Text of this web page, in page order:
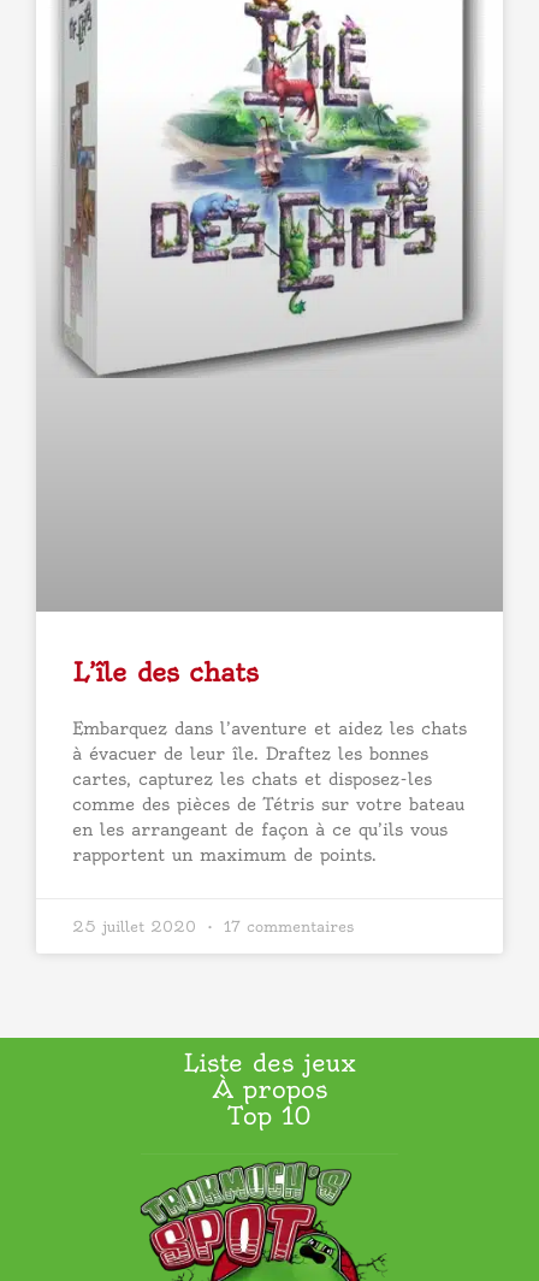
L’île des chats
Embarquez dans l’aventure et aidez les chats
à évacuer de leur île. Draftez les bonnes
cartes, capturez les chats et disposez-les
comme des pièces de Tétris sur votre bateau
en les arrangeant de façon à ce qu’ils vous
rapportent un maximum de points.
25 juillet 2020 17 commentaires
Liste des jeux
À propos
Top 10